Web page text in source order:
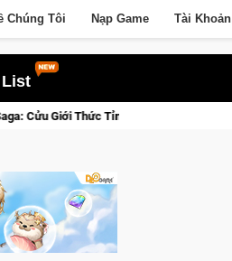
Chúng Tôi Nạp Game Tài Khoản
List
Pocket 3 Ngay Hôm Nay